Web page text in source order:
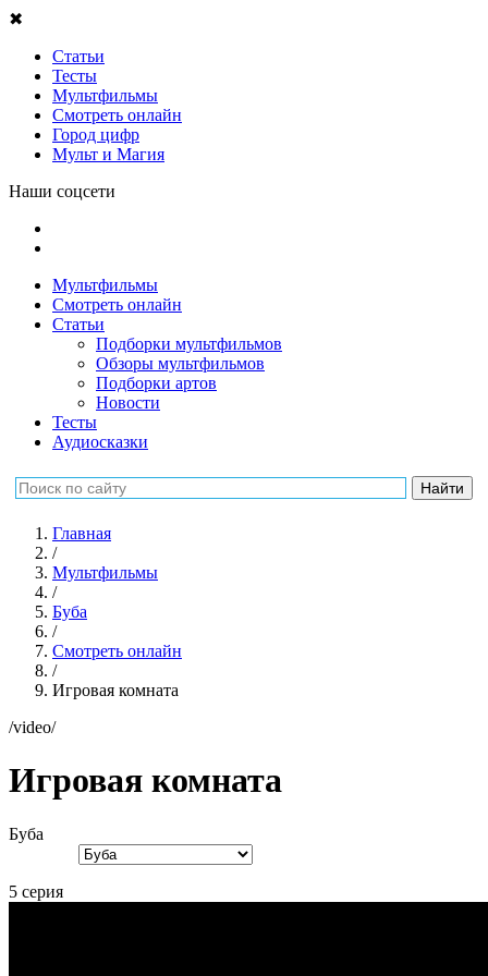
✖
Статьи
Тесты
Мультфильмы
Смотреть онлайн
Город цифр
Мульт и Магия
Наши соцсети
Мультфильмы
Смотреть онлайн
Статьи
Подборки мультфильмов
Обзоры мультфильмов
Подборки артов
Новости
Тесты
Аудиосказки
Главная
/
Мультфильмы
/
Буба
/
Смотреть онлайн
/
Игровая комната
/video/
Игровая комната
Буба
5 серия